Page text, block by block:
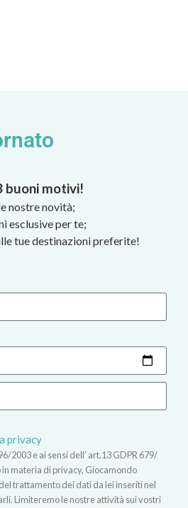
buoni motivi!
nostre novità;
esclusive per te;
tue destinazioni preferite!
privacy
2003 e ai sensi dell’ art.13 GDPR 679/
materia di privacy, Giocamondo
trattamento dei dati da lei inseriti nel
Limiteremo le nostre attività sui vostri